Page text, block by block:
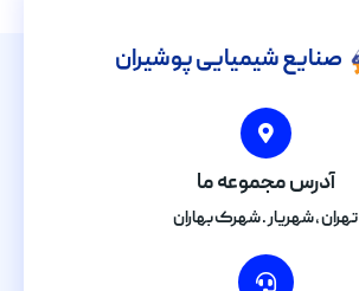
صنایع شیمیایی پوشیران
آدرس مجموعه ما
تهران , شهریار . شهرک بهاران